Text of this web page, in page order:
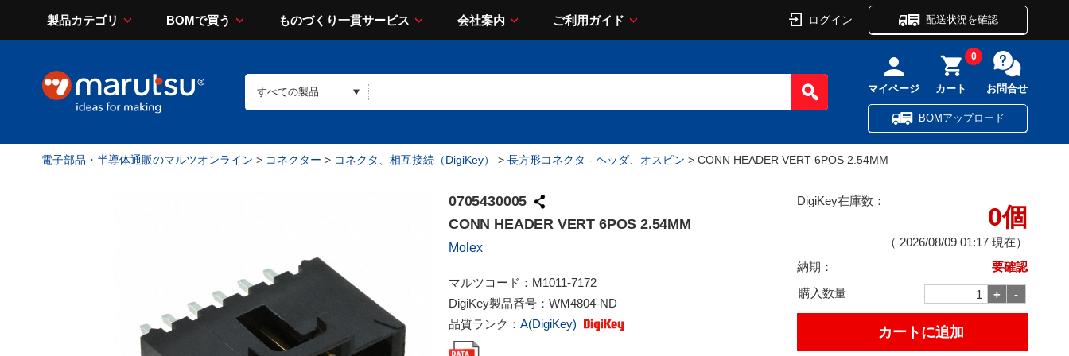
製品カテゴリ BOMで買う ものづくり一貫サービス 会社案内 ご利用ガイド ログイン 配送状況を確認
マイページ カート
0
お問合せ
BOMアップロード
電子部品・半導体通販のマルツオンライン > コネクター > コネクタ、相互接続（DigiKey） > 長方形コネクタ - ヘッダ、オスピン > CONN HEADER VERT 6POS 2.54MM
0705430005
CONN HEADER VERT 6POS 2.54MM
Molex
マルツコード： M1011-7172
DigiKey製品番号： WM4804-ND
品質ランク： A(DigiKey)
DigiKey在庫数：
0個
（ 2026/08/09 01:17 現在）
納期：
要確認
購入数量